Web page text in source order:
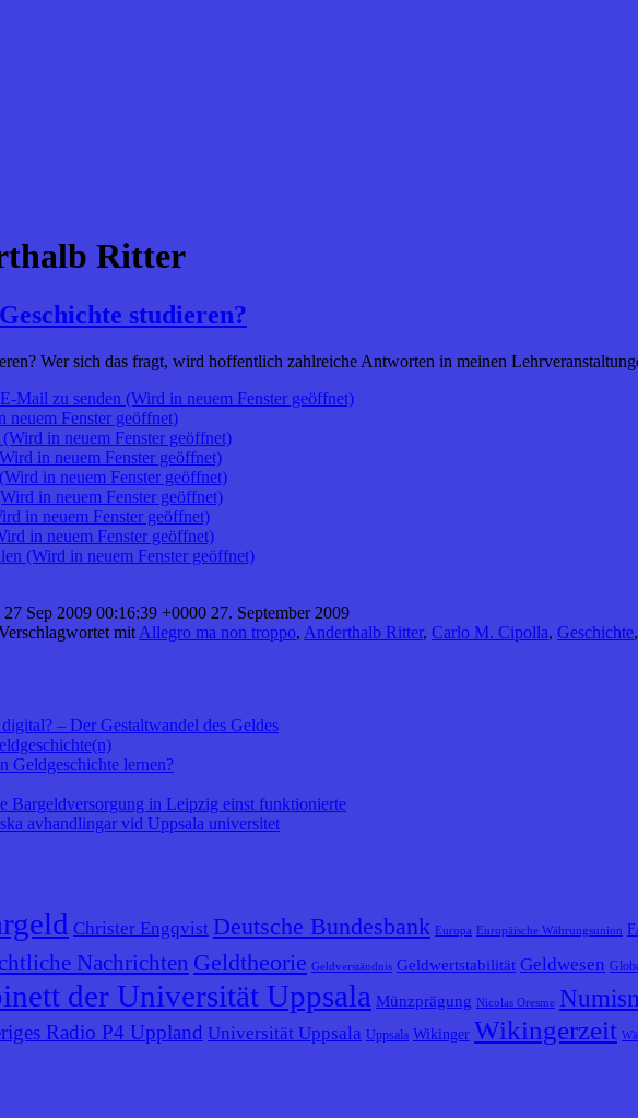
Ritter
studieren?
Wer sich das fragt, wird hoffentlich zahlreiche Antworten in meinen
Mail zu senden (Wird in neuem Fenster geöffnet)
Fenster geöffnet)
in neuem Fenster geöffnet)
in neuem Fenster geöffnet)
in neuem Fenster geöffnet)
in neuem Fenster geöffnet)
in neuem Fenster geöffnet)
in neuem Fenster geöffnet)
(Wird in neuem Fenster geöffnet)
Sep 2009 00:16:39 +0000 27. September 2009
mit Allegro ma non troppo, Anderthalb Ritter, Carlo M. Cipolla, Geschichte,
– Der Gestaltwandel des Geldes
Geldgeschichte lernen?
Bargeldversorgung in Leipzig einst funktionierte
avhandlingar vid Uppsala universitet
Christer Engqvist Deutsche Bundesbank Europa Europäische Währungsunion
Nachrichten Geldtheorie Geldverständnis Geldwertstabilität Geldwesen
der Universität Uppsala Münzprägung Nicolas Oresme
Radio P4 Uppland Universität Uppsala Uppsala Wikinger Wikingerzeit